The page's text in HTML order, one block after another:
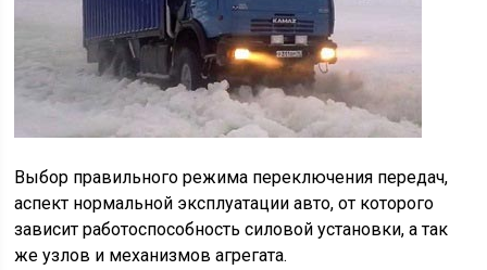
Выбор правильного режима переключения передач,
аспект нормальной эксплуатации авто, от которого
зависит работоспособность силовой установки, а так
же узлов и механизмов агрегата.